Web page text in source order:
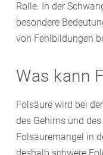
Rolle. In der
besondere
von Fehlbildungen
Was kann
Folsäure wird bei
des Gehirns und
Folsäuremangel in